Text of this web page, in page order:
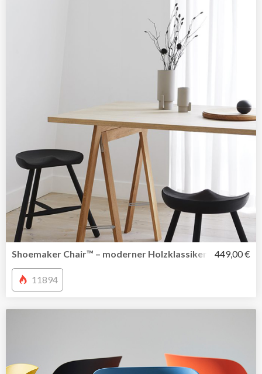
Shoemaker Chair™ – moderner Holzklassiker als Hocker
449,00 €
11894